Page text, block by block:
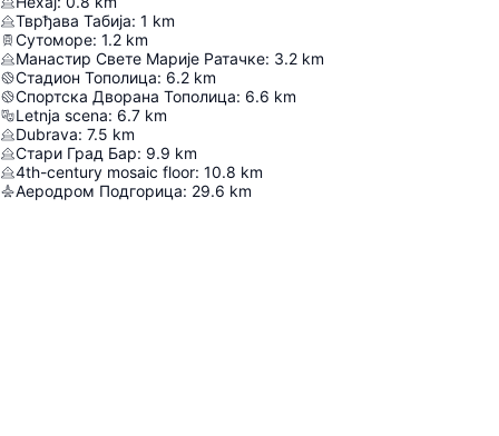
Тврђава Табија: 1 km
Сутоморе: 1.2 km
Манастир Свете Марије Ратачке: 3.2 km
Стадион Тополица: 6.2 km
Спортска Дворана Тополица: 6.6 km
Letnja scena: 6.7 km
Dubrava: 7.5 km
Стари Град Бар: 9.9 km
4th-century mosaic floor: 10.8 km
Аеродром Подгорица: 29.6 km